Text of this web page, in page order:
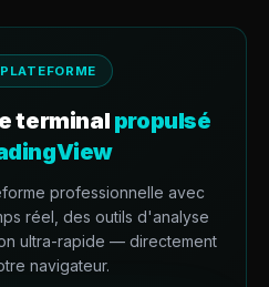
terminal propulsé
professionnelle avec
réel, des outils d'analyse
ultra-rapide — directement
navigateur.